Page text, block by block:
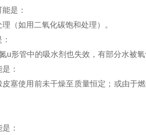
是：
（如用二氧化碳饱和处理）。
u形管中的吸水剂也失效，有部分水被氧
：
塞使用前未干燥至质量恒定；或由于
：